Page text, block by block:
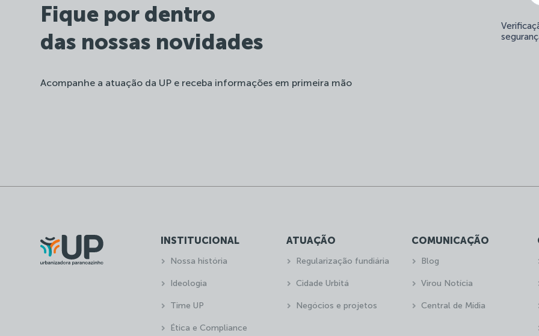
Fique por dentro
das nossas novidades
Acompanhe a atuação da UP e receba informações em primeira mão
INSTITUCIONAL
Nossa história
Ideologia
Time UP
Ética e Compliance
ATUAÇÃO
Regularização fundiária
Cidade Urbitá
Negócios e projetos
COMUNICAÇÃO
Blog
Virou Notícia
Central de Mídia